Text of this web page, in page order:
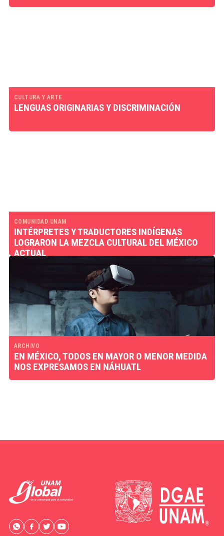
CULTURA Y ARTE
LENGUAS ORIGINARIAS Y DISCRIMINACIÓN
COMUNIDAD UNAM
INTÉRPRETES Y TRADUCTORES INDÍGENAS
LOGRARON LA MEZCLA CULTURAL DEL MÉXICO
ACTUAL
ARCHIVO
EN MÉXICO, TODOS EN MAYOR O MENOR MEDIDA
NOS EXPRESAMOS EN NÁHUATL